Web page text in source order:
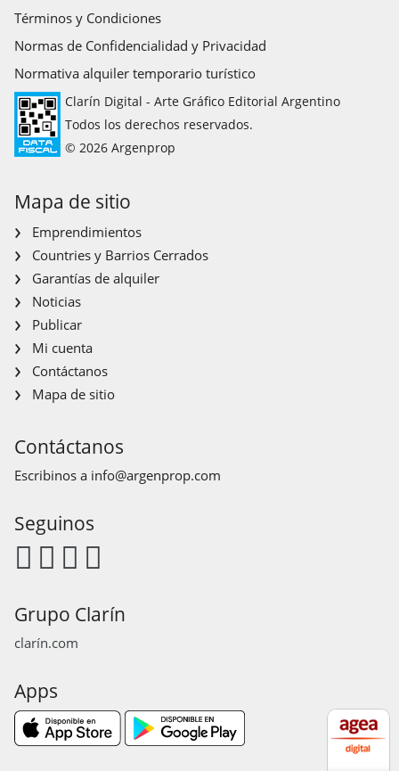
Términos y Condiciones
Normas de Confidencialidad y Privacidad
Normativa alquiler temporario turístico
Clarín Digital - Arte Gráfico Editorial Argentino
Todos los derechos reservados.
© 2026 Argenprop
Mapa de sitio
Emprendimientos
Countries y Barrios Cerrados
Garantías de alquiler
Noticias
Publicar
Mi cuenta
Contáctanos
Mapa de sitio
Contáctanos
Escribinos a info@argenprop.com
Seguinos
Grupo Clarín
clarín.com
Apps